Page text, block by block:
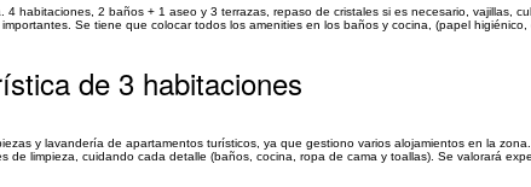
habitaciones, 2 baños + 1 aseo y 3 terrazas, repaso de cristales si es necesario, vajillas,
Se tiene que colocar todos los amenities en los baños y cocina, (papel higiénico,
de 3 habitaciones
y lavandería de apartamentos turísticos, ya que gestiono varios alojamientos en la
limpieza, cuidando cada detalle (baños, cocina, ropa de cama y toallas). Se valorará